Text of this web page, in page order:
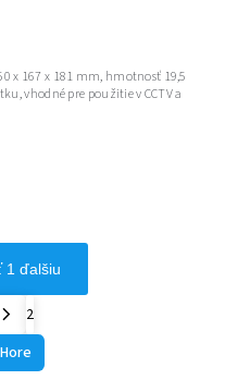
x 167 x 181 mm, hmotnosť 19,5
vhodné pre použitie v CCTV a
1 ďalšiu
2
Hore